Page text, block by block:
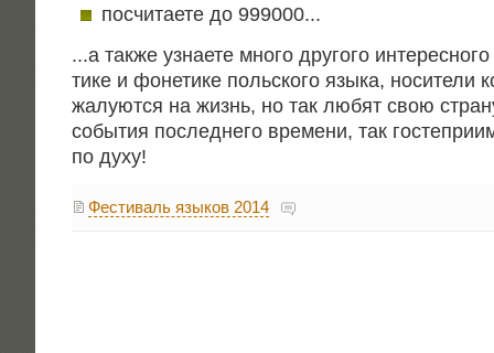
посчи­та­е­те до 999000...
...а так­же узна­е­те мно­го дру­го­го
ти­ке и фоне­ти­ке поль­ско­го язы­ка, носи­те­ли
жалу­ют­ся на жизнь, но так любят свою
собы­тия послед­не­го вре­ме­ни, так
по духу!
Фестиваль языков 2014